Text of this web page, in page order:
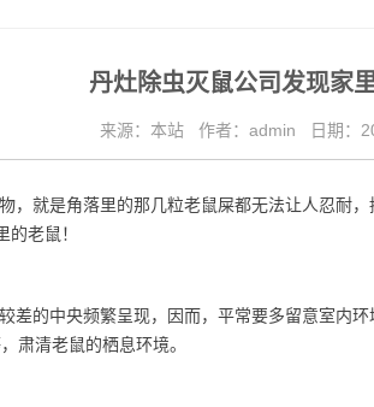
丹灶除虫灭鼠公司发现家
来源：本站 作者：admin 日期：
，就是角落里的那几粒老鼠屎都无法让人忍耐，
老鼠！
差的中央频繁呈现，因而，平常要多留意室内
肃清老鼠的栖息环境。